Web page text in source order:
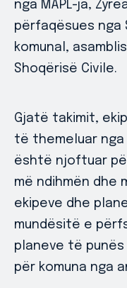
nga MAPL-ja,
përfaqësues nga
komunal,
Shoqërisë Civile.
Gjatë takimit,
të themeluar nga
është njoftuar
më ndihmën dhe
ekipeve dhe
mundësitë e
planeve të
për komuna nga